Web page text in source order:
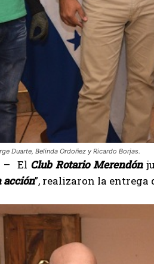
Duarte, Belinda Ordoñez y Ricardo Borjas.
– El Club Rotario Merendón
acción”, realizaron la entrega